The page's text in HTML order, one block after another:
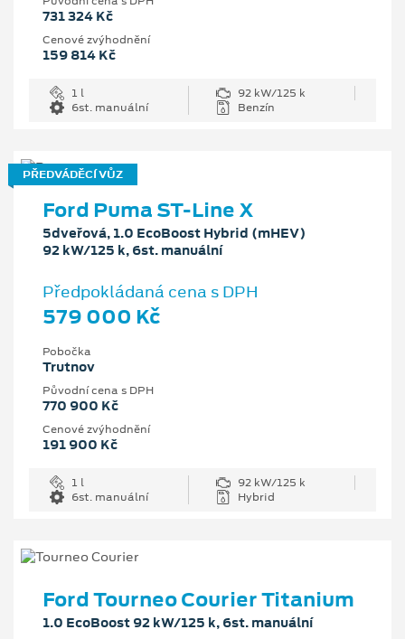
731 324 Kč
Cenové zvýhodnění
159 814 Kč
1 l
92 kW/125 k
6st. manuální
Benzín
PŘEDVÁDĚCÍ VŮZ
Ford Puma ST-Line X
5dveřová, 1.0 EcoBoost Hybrid (mHEV)
92 kW/125 k, 6st. manuální
Předpokládaná cena s DPH
579 000 Kč
Pobočka
Trutnov
Původní cena s DPH
770 900 Kč
Cenové zvýhodnění
191 900 Kč
1 l
92 kW/125 k
6st. manuální
Hybrid
Ford Tourneo Courier Titanium
1.0 EcoBoost 92 kW/125 k, 6st. manuální